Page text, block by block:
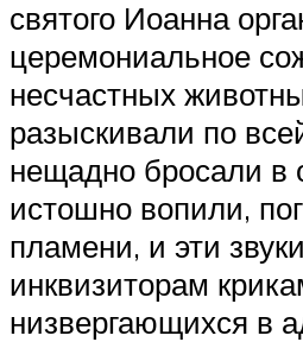
святого Иоанна
церемониальное
несчастных
разыскивали по
нещадно бросали в
истошно вопили,
пламени, и эти
инквизиторам
низвергающихся в